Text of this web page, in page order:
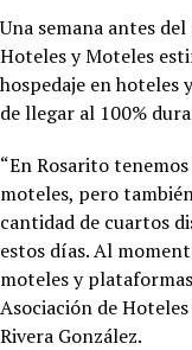
Una semana antes
Hoteles y Moteles
hospedaje en hoteles
de llegar al 100%
“En Rosarito
moteles, pero
cantidad de cuartos
estos días. Al
moteles y
Asociación de
Rivera González.